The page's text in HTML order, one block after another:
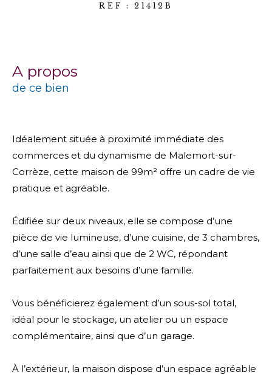
REF : 21412B
a propos
de ce bien
Idéalement située à proximité immédiate des
commerces et du dynamisme de Malemort-sur-
Corrèze, cette maison de 99m² offre un cadre de vie
pratique et agréable.
Édifiée sur deux niveaux, elle se compose d’une
pièce de vie lumineuse, d’une cuisine, de 3 chambres,
d’une salle d’eau ainsi que de 2 WC, répondant
parfaitement aux besoins d’une famille.
Vous bénéficierez également d’un sous-sol total,
idéal pour le stockage, un atelier ou un espace
complémentaire, ainsi que d’un garage.
À l’extérieur, la maison dispose d’un espace agréable